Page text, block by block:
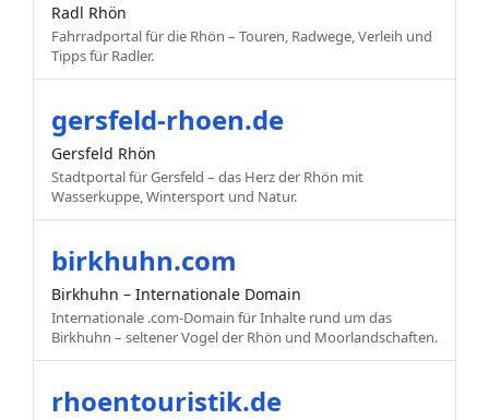
Radl Rhön
Fahrradportal für die Rhön – Touren, Radwege, Verleih und
Tipps für Radler.
gersfeld-rhoen.de
Gersfeld Rhön
Stadtportal für Gersfeld – das Herz der Rhön mit
Wasserkuppe, Wintersport und Natur.
birkhuhn.com
Birkhuhn – Internationale Domain
Internationale .com-Domain für Inhalte rund um das
Birkhuhn – seltener Vogel der Rhön und Moorlandschaften.
rhoentouristik.de